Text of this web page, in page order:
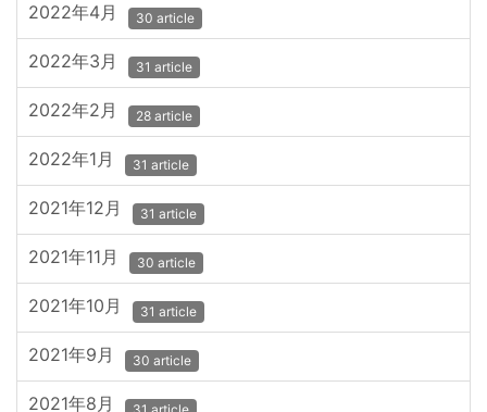
2022年4月 30 article
2022年3月 31 article
2022年2月 28 article
2022年1月 31 article
2021年12月 31 article
2021年11月 30 article
2021年10月 31 article
2021年9月 30 article
2021年8月